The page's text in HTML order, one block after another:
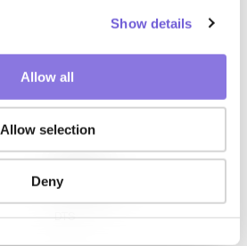
Show details
Allow all
Allow selection
Deny
핵심 역량
LLM Capsule
DTS